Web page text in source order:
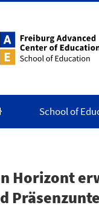
School of
Horizont